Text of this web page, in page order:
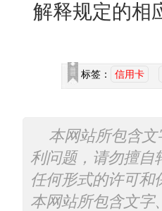
解释规定的相
标签： 信用卡
本网站所包含
利问题，请勿擅自
任何形式的许可和
本网站所包含文字